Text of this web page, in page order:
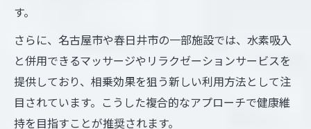
す。
さらに、名古屋市や春日井市の一部施設では、水素吸入
と併用できるマッサージやリラクゼーションサービスを
提供しており、相乗効果を狙う新しい利用方法として注
目されています。こうした複合的なアプローチで健康維
持を目指すことが推奨されます。